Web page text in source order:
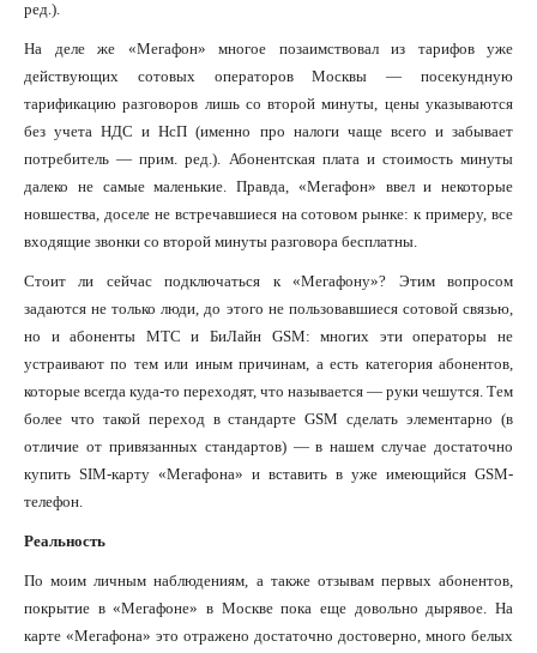
ред.).
На деле же «Мегафон» многое позаимствовал из тарифов уже
действующих сотовых операторов Москвы — посекундную
тарификацию разговоров лишь со второй минуты, цены указываются
без учета НДС и НсП (именно про налоги чаще всего и забывает
потребитель — прим. ред.). Абонентская плата и стоимость минуты
далеко не самые маленькие. Правда, «Мегафон» ввел и некоторые
новшества, доселе не встречавшиеся на сотовом рынке: к примеру, все
входящие звонки со второй минуты разговора бесплатны.
Стоит ли сейчас подключаться к «Мегафону»? Этим вопросом
задаются не только люди, до этого не пользовавшиеся сотовой связью,
но и абоненты МТС и БиЛайн GSM: многих эти операторы не
устраивают по тем или иным причинам, а есть категория абонентов,
которые всегда куда-то переходят, что называется — руки чешутся. Тем
более что такой переход в стандарте GSM сделать элементарно (в
отличие от привязанных стандартов) — в нашем случае достаточно
купить SIM-карту «Мегафона» и вставить в уже имеющийся GSM-
телефон.
Реальность
По моим личным наблюдениям, а также отзывам первых абонентов,
покрытие в «Мегафоне» в Москве пока еще довольно дырявое. На
карте «Мегафона» это отражено достаточно достоверно, много белых